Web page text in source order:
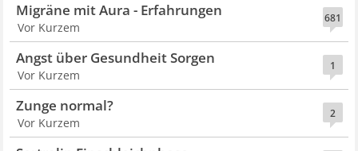
681
Migräne mit Aura - Erfahrungen
Vor Kurzem
1
Angst über Gesundheit Sorgen
Vor Kurzem
2
Zunge normal?
Vor Kurzem